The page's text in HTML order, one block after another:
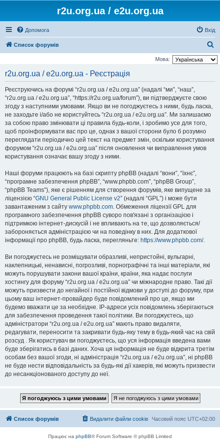
r2u.org.ua / e2u.org.ua
Допомога Вхід
Список форумів
о
Мова:
r2u.org.ua / e2u.org.ua - Реєстрація
Реєструючись на форумі “r2u.org.ua / e2u.org.ua” (надалі “ми”, “наш”,
“r2u.org.ua / e2u.org.ua”, “https://r2u.org.ua/forum”), ви підтверджуєте свою
згоду з наступними умовами. Якщо ви не погоджуєтесь з ними, будь ласка,
не заходьте і/або не користуйтесь “r2u.org.ua / e2u.org.ua”. Ми залишаємо
за собою право змінювати ці правила будь-коли, і зробимо усе для того,
щоб проінформувати вас про це, однак з вашої сторони було б розумно
переглядати періодично цей текст на предмет змін, оскільки користування
форумом “r2u.org.ua / e2u.org.ua” після оновлення чи виправлення умов
користування означає вашу згоду з ними.
Наші форуми працюють на базі скрипту phpBB (надалі “вони”, “їхнє”,
“програмне забезпечення phpBB”, “www.phpbb.com”, “phpBB Group”,
“phpBB Teams”), яке є рішенням для створення форумів, яке випущене за
ліцензією “GNU General Public License v2” (надалі “GPL”) і може бути
завантаженим з сайту www.phpbb.com. Обмеження ліцензії GPL для
програмного забезпечення phpBB суворо пов'язані з організацією і
підтримкою інтернет-дискусій і не впливають на те, що дозволяється/
забороняється адміністрацією чи на поведінку в них. Для додаткової
інформації про phpBB, будь ласка, перегляньте: https://www.phpbb.com/.
Ви погоджуєтесь не розміщувати образливі, непристойні, вульгарні,
наклепницькі, ненависні, погрозливі, порнографічні та інші матеріали, які
можуть порушувати закони вашої країни, країни, яка надає послуги
хостингу для форуму “r2u.org.ua / e2u.org.ua” чи міжнародне право. Такі дії
можуть призвести до негайної і постійної відмови у доступі до форуму, при
цьому ваш інтернет-провайдер буде повідомлений про це, якщо ми
будемо вважати це за необхідне. IP-адреси усіх повідомлень зберігаються
для забезпечення проведення такої політики. Ви погоджуєтесь, що
адміністратори “r2u.org.ua / e2u.org.ua” мають право видаляти,
редагувати, переносити та закривати будь-яку тему в будь-який час на свій
розсуд . Як користувач ви погоджуєтесь, що уся інформація введена вами
буде зберігатись в базі даних. Хоча ця інформація не буде відкрита третім
особам без вашої згоди, ні адміністрація “r2u.org.ua / e2u.org.ua”, ні phpBB
не буде нести відповідальність за будь-які дії хакерів, які можуть призвести
до несанкціонованого доступу до неї.
Список форумів Часовий пояс UTC+02:00
Видалити файли cookie
Працює на phpBB® Forum Software © phpBB Limited